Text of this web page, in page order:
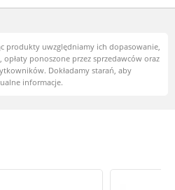
produkty uwzględniamy ich dopasowanie,
ponoszone przez sprzedawców oraz
Dokładamy starań, aby
informacje.